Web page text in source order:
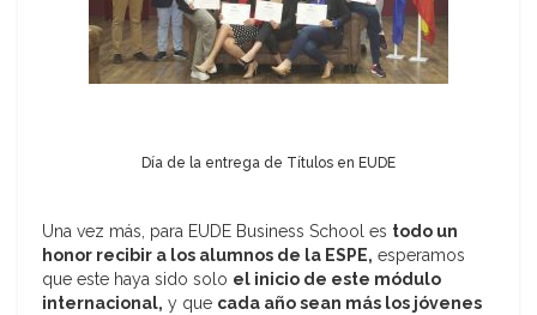
Día de la entrega de Títulos en EUDE
Una vez más, para EUDE Business School es todo un
honor recibir a los alumnos de la ESPE, esperamos
que este haya sido solo el inicio de este módulo
internacional, y que cada año sean más los jóvenes